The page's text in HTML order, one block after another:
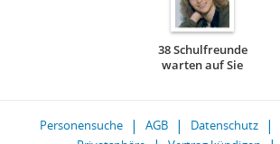
38 Schulfreunde
warten auf Sie
Personensuche AGB Datenschutz